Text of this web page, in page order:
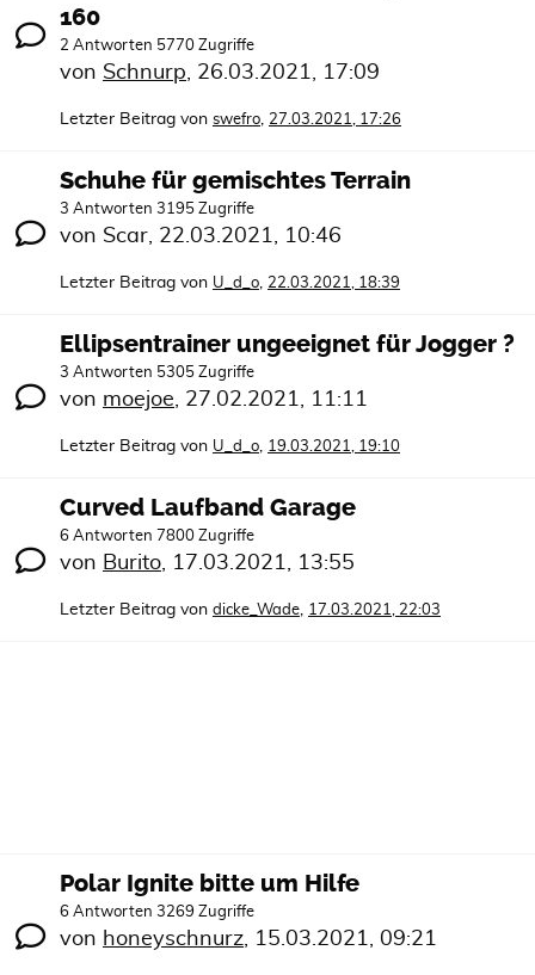
160
2 Antworten 5770 Zugriffe
von Schnurp 26.03.2021, 17:09
Letzter Beitrag von swefro 27.03.2021, 17:26
Schuhe für gemischtes Terrain
3 Antworten 3195 Zugriffe
von Scar 22.03.2021, 10:46
Letzter Beitrag von U_d_o 22.03.2021, 18:39
Ellipsentrainer ungeeignet für Jogger ?
3 Antworten 5305 Zugriffe
von moejoe 27.02.2021, 11:11
Letzter Beitrag von U_d_o 19.03.2021, 19:10
Curved Laufband Garage
6 Antworten 7800 Zugriffe
von Burito 17.03.2021, 13:55
Letzter Beitrag von dicke_Wade 17.03.2021, 22:03
Polar Ignite bitte um Hilfe
6 Antworten 3269 Zugriffe
von honeyschnurz 15.03.2021, 09:21